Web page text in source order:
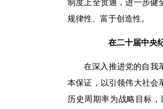
制度上全贯通，进一步健
规律性、富于创造性。
在二十届中央
在深入推进党的自我
本保证，以引领伟大社会
历史周期率为战略目标